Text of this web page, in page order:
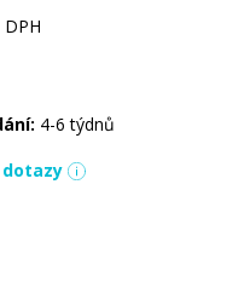
4-6 týdnů
dotazy